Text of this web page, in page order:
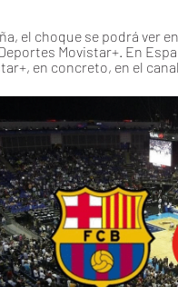
el choque se podrá ver
Movistar+. En
en concreto, en el